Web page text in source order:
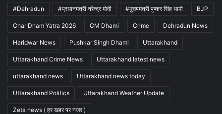
#Dehradun #प्रधानमंत्री नरेन्द्र मोदी #मुख्यमंत्री पुष्कर सिंह धामी BJP
Char Dham Yatra 2026 CM Dhami Crime Dehradun News
Haridwar News Pushkar Singh Dhami Uttarakhand
Uttarakhand Crime News Uttarakhand latest news
uttarakhand news Uttarakhand news today
Uttarakhand Politics Uttarakhand Weather Update
Zeta news ( हर खबर पर नजर )